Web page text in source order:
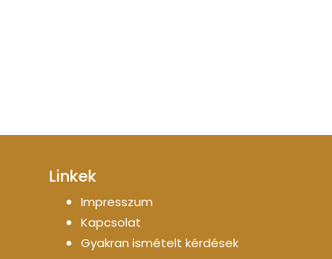
Linkek
Impresszum
Kapcsolat
Gyakran ismételt kérdések